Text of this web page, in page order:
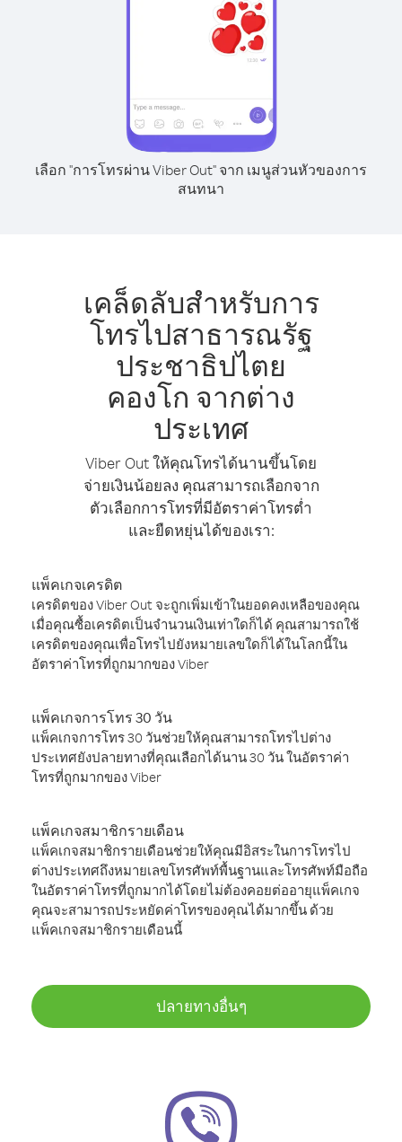
เลือก "การโทรผ่าน Viber Out" จาก เมนูส่วนหัวของการ
สนทนา
เคล็ดลับสำหรับการ
โทรไปสาธารณรัฐ
ประชาธิปไตย
คองโก จากต่าง
ประเทศ
Viber Out ให้คุณโทรได้นานขึ้นโดย
จ่ายเงินน้อยลง คุณสามารถเลือกจาก
ตัวเลือกการโทรที่มีอัตราค่าโทรต่ำ
และยืดหยุ่นได้ของเรา:
แพ็คเกจเครดิต
เครดิตของ Viber Out จะถูกเพิ่มเข้าในยอดคงเหลือของคุณ
เมื่อคุณซื้อเครดิตเป็นจำนวนเงินเท่าใดก็ได้ คุณสามารถใช้
เครดิตของคุณเพื่อโทรไปยังหมายเลขใดก็ได้ในโลกนี้ใน
อัตราค่าโทรที่ถูกมากของ Viber
แพ็คเกจการโทร 30 วัน
แพ็คเกจการโทร 30 วันช่วยให้คุณสามารถโทรไปต่าง
ประเทศยังปลายทางที่คุณเลือกได้นาน 30 วัน ในอัตราค่า
โทรที่ถูกมากของ Viber
แพ็คเกจสมาชิกรายเดือน
แพ็คเกจสมาชิกรายเดือนช่วยให้คุณมีอิสระในการโทรไป
ต่างประเทศถึงหมายเลขโทรศัพท์พื้นฐานและโทรศัพท์มือถือ
ในอัตราค่าโทรที่ถูกมากได้โดยไม่ต้องคอยต่ออายุแพ็คเกจ
คุณจะสามารถประหยัดค่าโทรของคุณได้มากขึ้น ด้วย
แพ็คเกจสมาชิกรายเดือนนี้
ปลายทางอื่นๆ